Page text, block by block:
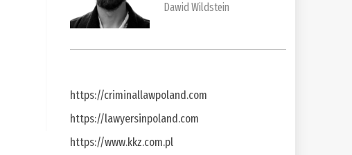
Dawid Wildstein
https://criminallawpoland.com
https://lawyersinpoland.com
https://www.kkz.com.pl